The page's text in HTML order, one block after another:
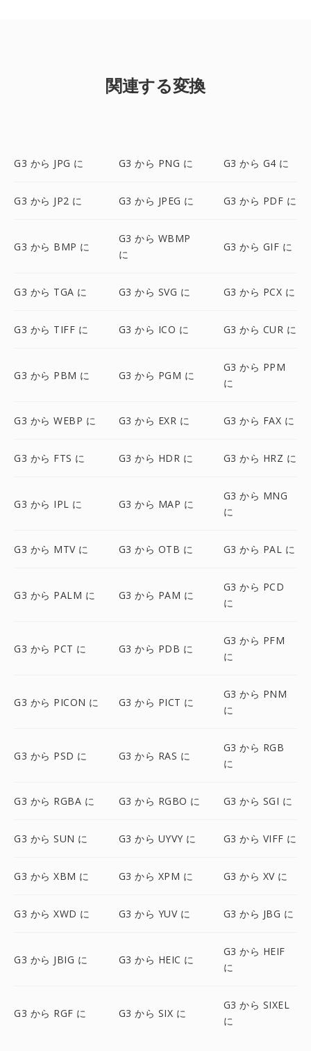
関連する変換
G3 から JPG に G3 から PNG に G3 から G4 に
G3 から JP2 に G3 から JPEG に G3 から PDF に
G3 から BMP に
G3 から WBMP
に
G3 から GIF に
G3 から TGA に G3 から SVG に G3 から PCX に
G3 から TIFF に G3 から ICO に G3 から CUR に
G3 から PBM に G3 から PGM に
G3 から PPM
に
G3 から WEBP に G3 から EXR に G3 から FAX に
G3 から FTS に G3 から HDR に G3 から HRZ に
G3 から IPL に G3 から MAP に
G3 から MNG
に
G3 から MTV に G3 から OTB に G3 から PAL に
G3 から PALM に G3 から PAM に
G3 から PCD
に
G3 から PCT に G3 から PDB に
G3 から PFM
に
G3 から PICON に G3 から PICT に
G3 から PNM
に
G3 から PSD に G3 から RAS に
G3 から RGB
に
G3 から RGBA に G3 から RGBO に G3 から SGI に
G3 から SUN に G3 から UYVY に G3 から VIFF に
G3 から XBM に G3 から XPM に G3 から XV に
G3 から XWD に G3 から YUV に G3 から JBG に
G3 から JBIG に G3 から HEIC に
G3 から HEIF
に
G3 から RGF に G3 から SIX に
G3 から SIXEL
に